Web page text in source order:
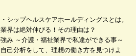
シップヘルスケアホールディングスとは。
界は絶対伸びる！その理由は？
み ～介護・福祉業界で私達ができる事～
己分析をして、理想の働き方を見つけよ